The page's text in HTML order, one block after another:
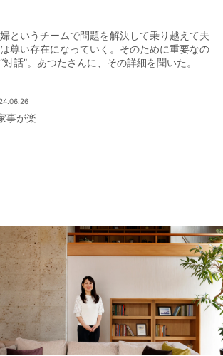
というチームで問題を解決して乗り越えて夫
尊い存在になっていく。そのために重要なの
対話”。あつたさんに、その詳細を聞いた。
事が楽